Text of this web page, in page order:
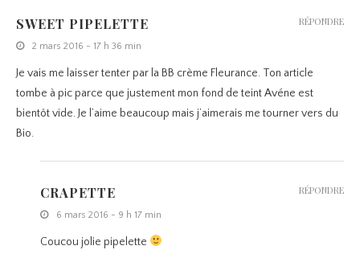
SWEET PIPELETTE
2 mars 2016 - 17 h 36 min
Je vais me laisser tenter par la BB crème Fleurance. Ton article
tombe à pic parce que justement mon fond de teint Avéne est
bientôt vide. Je l’aime beaucoup mais j’aimerais me tourner vers du
Bio.
RÉPONDRE
CRAPETTE
6 mars 2016 - 9 h 17 min
Coucou jolie pipelette
RÉPONDRE